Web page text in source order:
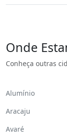
Onde
Conheça outras
Alumínio
Aracaju
Avaré